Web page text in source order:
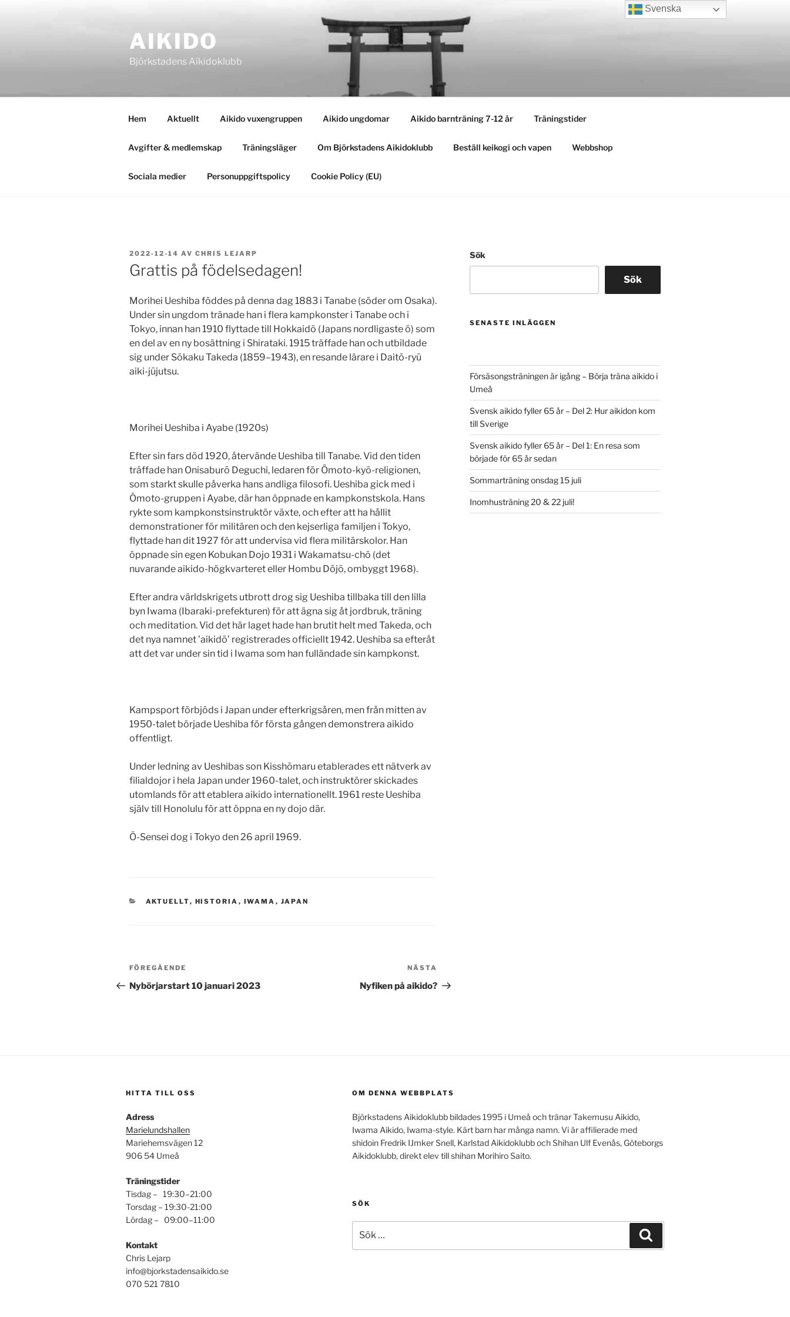
AIKIDO
Björkstadens Aikidoklubb
Hem Aktuellt Aikido vuxengruppen Aikido ungdomar Aikido barnträning 7-12 år Träningstider
Avgifter & medlemskap Träningsläger Om Björkstadens Aikidoklubb Beställ keikogi och vapen Webbshop
Sociala medier Personuppgiftspolicy Cookie Policy (EU)
PUBLICERAT
2022-12-14 AV CHRIS LEJARP
Grattis på födelsedagen!
Morihei Ueshiba föddes på denna dag 1883 i Tanabe (söder om Osaka).
Under sin ungdom tränade han i flera kampkonster i Tanabe och i
Tokyo, innan han 1910 flyttade till Hokkaidō (Japans nordligaste ö) som
en del av en ny bosättning i Shirataki. 1915 träffade han och utbildade
sig under Sōkaku Takeda (1859–1943), en resande lärare i Daitō-ryū
aiki-jūjutsu.
Morihei Ueshiba i Ayabe (1920s)
Efter sin fars död 1920, återvände Ueshiba till Tanabe. Vid den tiden
träffade han Onisaburō Deguchi, ledaren för Ōmoto-kyō-religionen,
som starkt skulle påverka hans andliga filosofi. Ueshiba gick med i
Ōmoto-gruppen i Ayabe, där han öppnade en kampkonstskola. Hans
rykte som kampkonstsinstruktör växte, och efter att ha hållit
demonstrationer för militären och den kejserliga familjen i Tokyo,
flyttade han dit 1927 för att undervisa vid flera militärskolor. Han
öppnade sin egen Kobukan Dojo 1931 i Wakamatsu-chō (det
nuvarande aikido-högkvarteret eller Hombu Dōjō, ombyggt 1968).
Efter andra världskrigets utbrott drog sig Ueshiba tillbaka till den lilla
byn Iwama (Ibaraki-prefekturen) för att ägna sig åt jordbruk, träning
och meditation. Vid det här laget hade han brutit helt med Takeda, och
det nya namnet ’aikidō’ registrerades officiellt 1942. Ueshiba sa efteråt
att det var under sin tid i Iwama som han fulländade sin kampkonst.
Kampsport förbjöds i Japan under efterkrigsåren, men från mitten av
1950-talet började Ueshiba för första gången demonstrera aikido
offentligt.
Under ledning av Ueshibas son Kisshōmaru etablerades ett nätverk av
filialdojor i hela Japan under 1960-talet, och instruktörer skickades
utomlands för att etablera aikido internationellt. 1961 reste Ueshiba
själv till Honolulu för att öppna en ny dojo där.
Ō-Sensei dog i Tokyo den 26 april 1969.
KATEGORIER
AKTUELLT, HISTORIA , IWAMA , JAPAN
Inläggsnavigering
Föregående
inlägg
FÖREGÅENDE
Nybörjarstart 10 januari 2023
inlägg
NÄSTA
Nyfiken på aikido?
Sök
Sök
SENASTE INLÄGGEN
Försäsongsträningen är igång – Börja träna aikido i
Umeå
Svensk aikido fyller 65 år – Del 2: Hur aikidon kom
till Sverige
Svensk aikido fyller 65 år – Del 1: En resa som
började för 65 år sedan
Sommarträning onsdag 15 juli
Inomhusträning 20 & 22 juli!
HITTA TILL OSS
Adress
Marielundshallen
Mariehemsvägen 12
906 54 Umeå
Träningstider
Tisdag – 19:30–21:00
Torsdag – 19:30-21:00
Lördag – 09:00–11:00
Kontakt
Chris Lejarp
info@bjorkstadensaikido.se
070 521 7810
OM DENNA WEBBPLATS
Björkstadens Aikidoklubb bildades 1995 i Umeå och tränar Takemusu Aikido,
Iwama Aikido, Iwama-style. Kärt barn har många namn. Vi är affilierade med
shidoin Fredrik IJmker Snell, Karlstad Aikidoklubb och Shihan Ulf Evenås, Göteborgs
Aikidoklubb, direkt elev till shihan Morihiro Saito.
SÖK
efter:
Svenska